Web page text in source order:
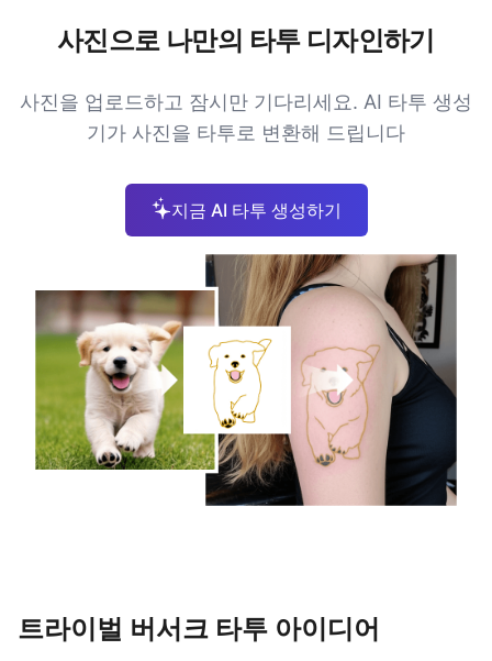
사진으로 나만의 타투 디자인하기
사진을 업로드하고 잠시만 기다리세요. AI 타투 생성
기가 사진을 타투로 변환해 드립니다
지금 AI 타투 생성하기
트라이벌 버서크 타투 아이디어